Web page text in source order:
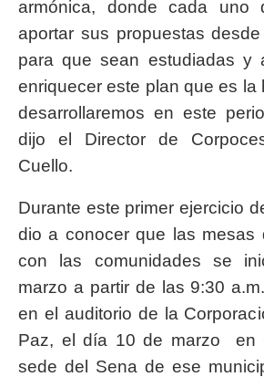
armónica, donde cada uno
aportar sus propuestas
para que sean estudiadas y
enriquecer este plan que es la
desarrollaremos en este
dijo el Director de
Cuello.
Durante este primer ejercicio
dio a conocer que las mesas
con las comunidades se
marzo a partir de las 9:30
en el auditorio de la
Paz, el día 10 de marzo en
sede del Sena de ese